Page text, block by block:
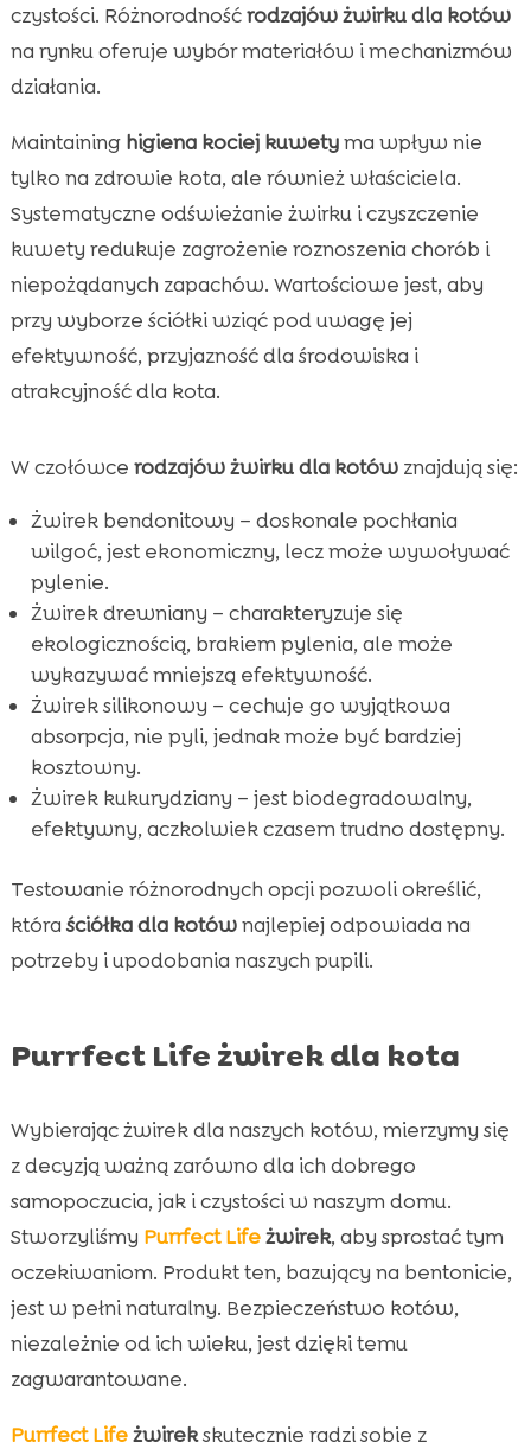
czystości. Różnorodnośćrodzajów żwirku dla kotów
na rynku oferuje wybór materiałów i mechanizmów
działania.
Maintaining higiena kociej kuwetyma wpływ nie
tylko na zdrowie kota, ale również właściciela.
Systematyczne odświeżanie żwirku i czyszczenie
kuwety redukuje zagrożenie roznoszenia chorób i
niepożądanych zapachów. Wartościowe jest, aby
przy wyborze ściółki wziąć pod uwagę jej
efektywność, przyjazność dla środowiska i
atrakcyjność dla kota.
W czołówce rodzajów żwirku dla kotówznajdują się:
Żwirek bendonitowy – doskonale pochłania
wilgoć, jest ekonomiczny, lecz może wywoływać
pylenie.
Żwirek drewniany – charakteryzuje się
ekologicznością, brakiem pylenia, ale może
wykazywać mniejszą efektywność.
Żwirek silikonowy – cechuje go wyjątkowa
absorpcja, nie pyli, jednak może być bardziej
kosztowny.
Żwirek kukurydziany – jest biodegradowalny,
efektywny, aczkolwiek czasem trudno dostępny.
Testowanie różnorodnych opcji pozwoli określić,
która ściółka dla kotównajlepiej odpowiada na
potrzeby i upodobania naszych pupili.
Purrfect Life żwirek dla kota
Wybierając żwirek dla naszych kotów, mierzymy się
z decyzją ważną zarówno dla ich dobrego
samopoczucia, jak i czystości w naszym domu.
Stworzyliśmy Purrfect Lifeżwirek, aby sprostać tym
oczekiwaniom. Produkt ten, bazujący na bentonicie,
jest w pełni naturalny. Bezpieczeństwo kotów,
niezależnie od ich wieku, jest dzięki temu
zagwarantowane.
Purrfect Lifeżwirekskutecznie radzi sobie z